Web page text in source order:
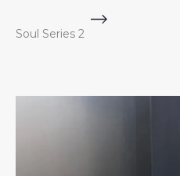
Soul Series 2